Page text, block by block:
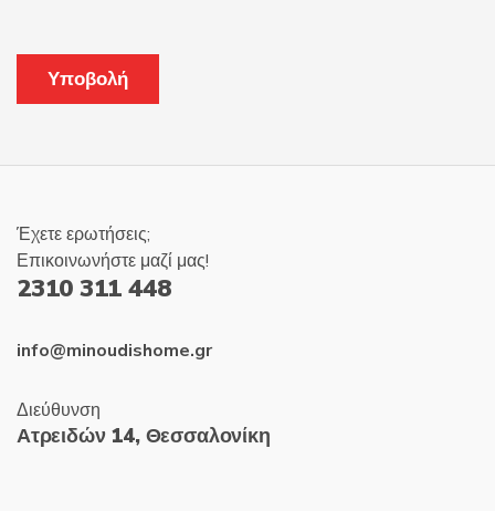
Έχετε ερωτήσεις;
Επικοινωνήστε μαζί μας!
2310 311 448
info@minoudishome.gr
Διεύθυνση
Ατρειδών 14, Θεσσαλονίκη